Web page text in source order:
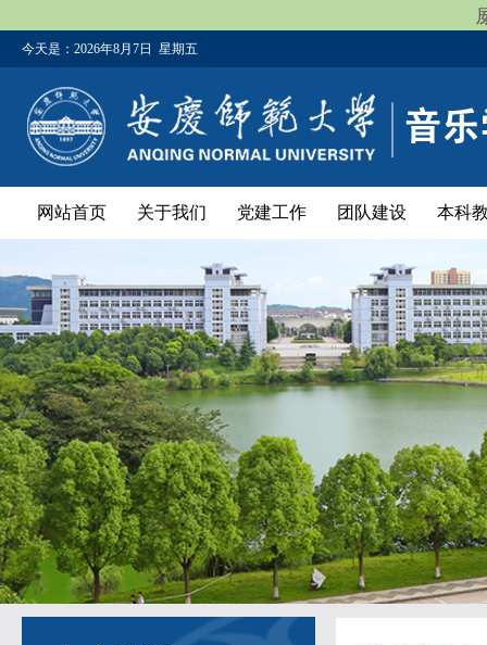
今天是： 2026年8月7日 星期五
网站首页 关于我们 党建工作 团队建设 本科